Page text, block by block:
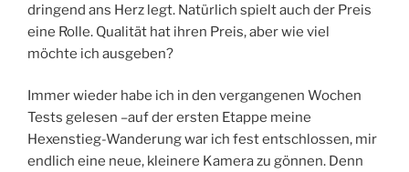
dringend ans Herz legt. Natürlich spielt auch der Preis
eine Rolle. Qualität hat ihren Preis, aber wie viel
möchte ich ausgeben?
Immer wieder habe ich in den vergangenen Wochen
Tests gelesen –auf der ersten Etappe meine
Hexenstieg-Wanderung war ich fest entschlossen, mir
endlich eine neue, kleinere Kamera zu gönnen. Denn